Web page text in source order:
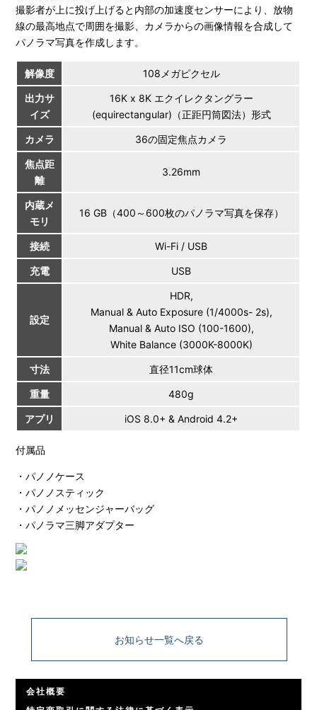
撮影者が上に投げ上げると内部の加速度センサーにより、放物
線の最高地点で周囲を撮影、カメラからの画像情報を合成して
パノラマ写真を作成します。
解像度 108メガピクセル
出力サ
イズ
16K x 8K エクイレクタングラー
(equirectangular)（正距円筒図法）形式
カメラ 36の固定焦点カメラ
焦点距
離
3.26mm
内蔵メ
モリ
16 GB（400～600枚のパノラマ写真を保存）
接続 Wi-Fi / USB
充電 USB
設定
HDR,
Manual & Auto Exposure (1/4000s- 2s),
Manual & Auto ISO (100-1600),
White Balance (3000K-8000K)
寸法 直径11cm球体
重量 480g
アプリ iOS 8.0+ & Android 4.2+
付属品
・パノノケース
・パノノスティック
・パノノメッセンジャーバッグ
・パノラマ三脚アダプター
お知らせ一覧へ戻る
会社概要